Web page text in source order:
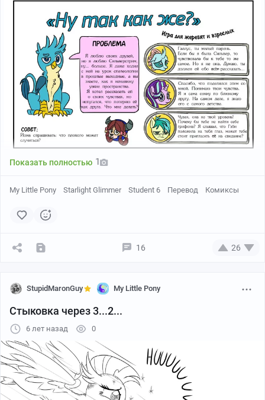
Показать полностью 1
My Little Pony Starlight Glimmer Student 6 Перевод Комиксы
16 26
StupidMaronGuy My Little Pony
Стыковка через 3...2...
6 лет назад 0